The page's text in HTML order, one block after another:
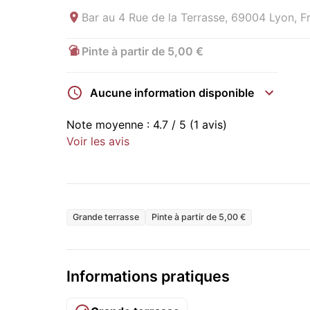
Bar au 4 Rue de la Terrasse, 69004 Lyon,
Pinte à partir de 5,00 €
Aucune information disponible
Note moyenne : 4.7 / 5 (1 avis)
Voir les avis
Grande terrasse Pinte à partir de 5,00 €
Informations pratiques